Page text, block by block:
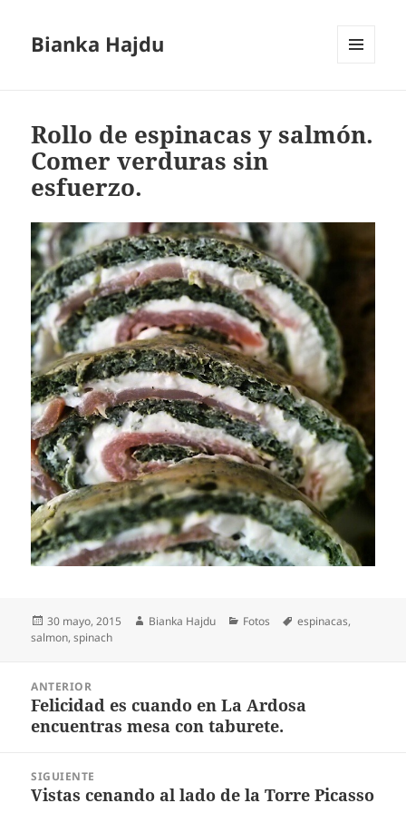
Bianka Hajdu
Rollo de espinacas y salmón.
Comer verduras sin
esfuerzo.
Publicado
el
30 mayo, 2015 Autor
Bianka Hajdu Categorías
Fotos Etiquetas
espinacas,
salmon,spinach
entradas
ANTERIOR
Entrada
anterior:
Felicidad es cuando en La Ardosa
encuentras mesa con taburete.
SIGUIENTE
Entrada
Vistas cenando al lado de la Torre Picasso